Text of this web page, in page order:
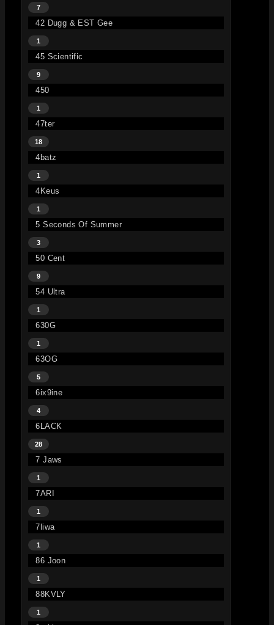
7
42 Dugg & EST Gee
1
45 Scientific
9
450
1
47ter
18
4batz
1
4Keus
1
5 Seconds Of Summer
3
50 Cent
9
54 Ultra
1
630G
1
63OG
5
6ix9ine
4
6LACK
28
7 Jaws
1
7ARI
1
7liwa
1
86 Joon
1
88KVLY
1